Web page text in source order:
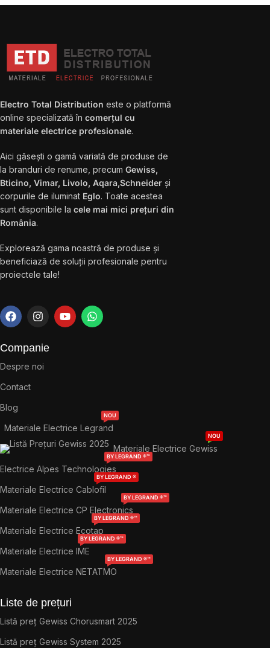
Electro Total Distribution este o platformă
online specializată în comerțul cu
materiale electrice profesionale.
Aici găsești o gamă variată de produse de
la branduri de renume, precum Gewiss,
Bticino, Vimar, Livolo, Aqara,Schneider și
corpurile de iluminat Eglo. Toate acestea
sunt disponibile la cele mai mici prețuri din
România.
Explorează gama noastră de produse și
beneficiază de soluții profesionale pentru
proiectele tale!
Companie
Despre noi
Contact
Blog
Materiale Electrice Legrand
NOU
Materiale Electrice Gewiss
NOU
Electrice Alpes Technologies
BY LEGRAND ®™
Materiale Electrice Cablofil
BY LEGRAND ®
Materiale Electrice CP Electronics
BY LEGRAND ®™
Materiale Electrice Ecotap
BY LEGRAND ®™
Materiale Electrice IME
BY LEGRAND ®™
Materiale Electrice NETATMO
BY LEGRAND ®™
Liste de prețuri
Listă preț Gewiss Chorusmart 2025
Listă preț Gewiss System 2025